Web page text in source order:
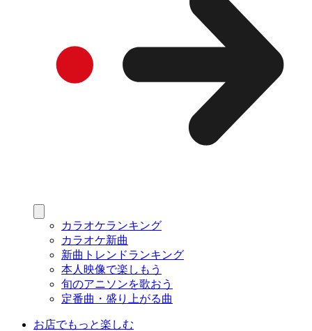
カラオケランキング
カラオケ新曲
新曲トレンドランキング
本人映像で楽しもう
旬のアニソンを歌おう
定番曲・盛り上がる曲
お店でもっと楽しむ